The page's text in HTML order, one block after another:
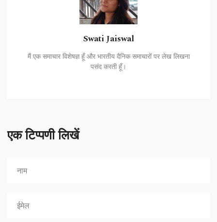
Swati Jaiswal
मैं एक समाचार विशेषज्ञ हूँ और भारतीय दैनिक समाचारों पर लेख लिखना
पसंद करती हूँ।
एक टिप्पणी लिखें